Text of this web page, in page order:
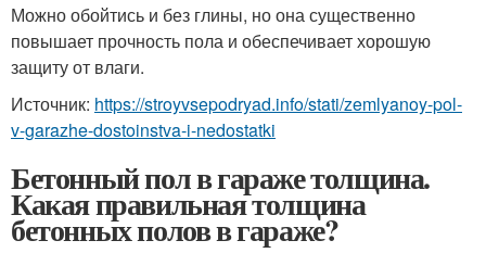
Можно обойтись и без глины, но она существенно
повышает прочность пола и обеспечивает хорошую
защиту от влаги.
Источник: https://stroyvsepodryad.info/stati/zemlyanoy-pol-
v-garazhe-dostoinstva-i-nedostatki
Бетонный пол в гараже толщина.
Какая правильная толщина
бетонных полов в гараже?